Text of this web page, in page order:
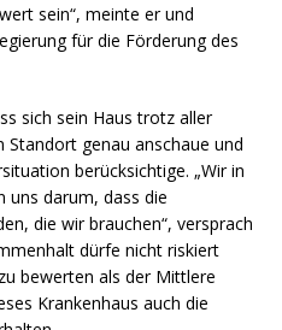
sein“, meinte er und
für die Förderung des
sich sein Haus trotz aller
genau anschaue und
berücksichtige. „Wir in
uns darum, dass die
die wir brauchen“, versprach
dürfe nicht riskiert
bewerten als der Mittlere
Krankenhaus auch die